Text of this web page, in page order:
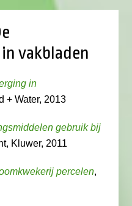
vakbladen
in
+ Water, 2013
gebruik bij
Kluwer, 2011
percelen,